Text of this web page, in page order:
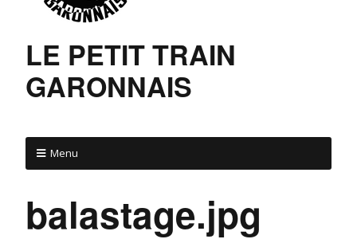
LE PETIT TRAIN
GARONNAIS
Menu
balastage.jpg